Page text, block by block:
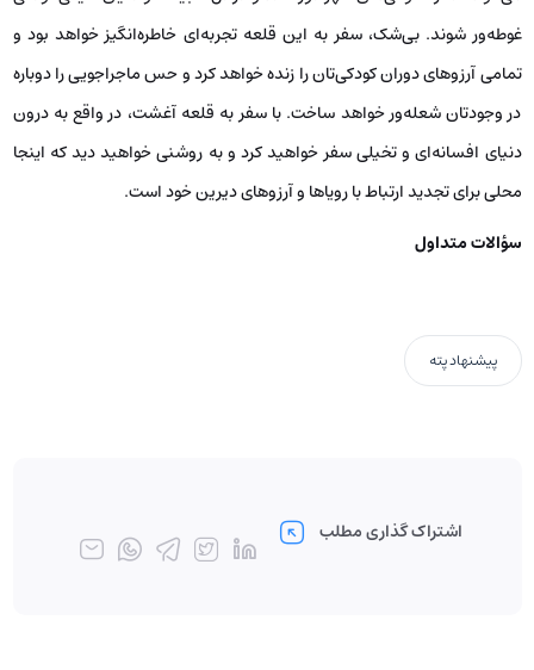
غوطه‌ور شوند. بی‌شک، سفر به این قلعه تجربه‌ای خاطره‌انگیز خواهد بود و
تمامی آرزوهای دوران کودکی‌تان را زنده خواهد کرد و حس ماجراجویی را دوباره
در وجودتان شعله‌ور خواهد ساخت. با سفر به قلعه آغشت، در واقع به درون
دنیای افسانه‌ای و تخیلی سفر خواهید کرد و به روشنی خواهید دید که اینجا
محلی برای تجدید ارتباط با رویاها و آرزوهای دیرین خود است.
سؤالات متداول
پیشنهاد پته
اشتراک گذاری مطلب